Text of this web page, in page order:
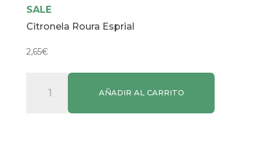
SALE
Citronela Roura Esprial
2,65€
Citronela
Roura
AÑADIR AL CARRITO